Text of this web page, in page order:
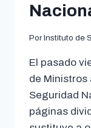
Por Instituto de
El pasado
de Ministros
Seguridad
páginas